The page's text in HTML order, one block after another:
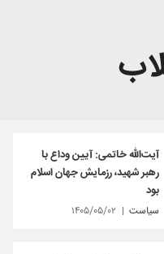
آیت‌الله خاتمی: آیین وداع با
رهبر شهید، رزمایش جهان اسلام
بود
سیاست ۱۴۰۵/۰۵/۰۲